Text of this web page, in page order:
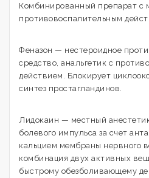
Комбинированный препарат с
противовоспалительным
Феназон — нестероидное
средство, анальгетик с
действием. Блокирует
синтез простагландинов.
Лидокаин — местный
болевого импульса за счет
кальцием мембраны нервного
комбинация двух активных
быстрому обезболивающему